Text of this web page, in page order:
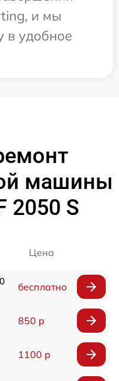
и мы
в удобное
машины
2050 S
Цена
бесплатно
850 р
1100 р